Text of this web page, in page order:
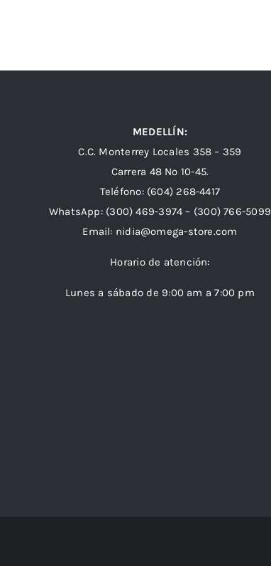
MEDELLÍN:
C.C. Monterrey Locales 358 – 359
Carrera 48 Nº 10-45.
Teléfono: (604) 268-4417
WhatsApp: (300) 469-3974 – (300) 766-5099
Email: nidia@omega-store.com
Horario de atención:
Lunes a sábado de 9:00 am a 7:00 pm